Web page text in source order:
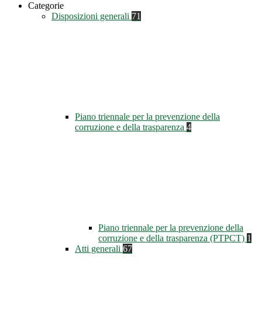
Categorie
Disposizioni generali 71
Piano triennale per la prevenzione della
corruzione e della trasparenza 4
Piano triennale per la prevenzione della
corruzione e della trasparenza (PTPCT) 1
Atti generali 67